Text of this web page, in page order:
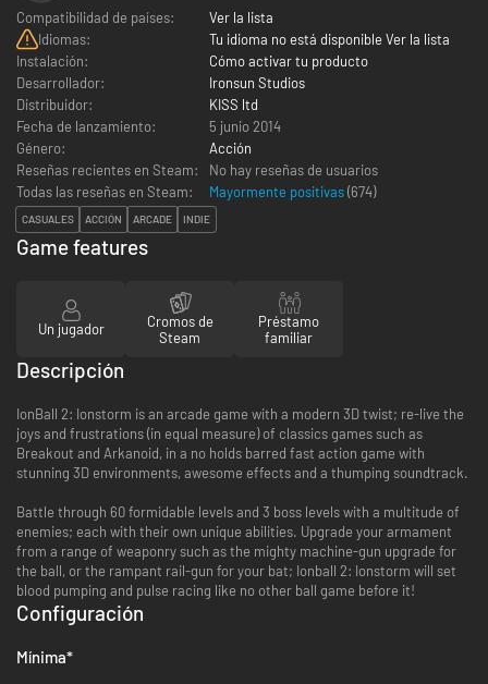
Compatibilidad de países:
Ver la lista
Idiomas:
Tu idioma no está disponible Ver la lista
Instalación:
Cómo activar tu producto
Desarrollador:
Ironsun Studios
Distribuidor:
KISS ltd
Fecha de lanzamiento:
5 junio 2014
Género:
Acción
Reseñas recientes en Steam:
No hay reseñas de usuarios
Todas las reseñas en Steam:
Mayormente positivas(674)
CASUALES ACCIÓN ARCADE INDIE
Game features
Un jugador
Cromos de
Steam
Préstamo
familiar
Descripción
IonBall 2: Ionstorm is an arcade game with a modern 3D twist; re-live the
joys and frustrations (in equal measure) of classics games such as
Breakout and Arkanoid, in a no holds barred fast action game with
stunning 3D environments, awesome effects and a thumping soundtrack.
Battle through 60 formidable levels and 3 boss levels with a multitude of
enemies; each with their own unique abilities. Upgrade your armament
from a range of weaponry such as the mighty machine-gun upgrade for
the ball, or the rampant rail-gun for your bat; Ionball 2: Ionstorm will set
blood pumping and pulse racing like no other ball game before it!
Configuración
Mínima*